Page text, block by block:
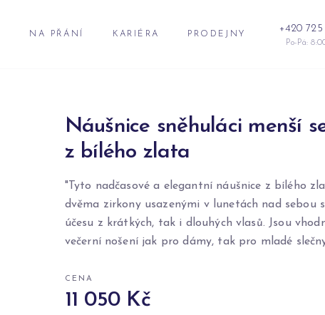
NA PŘÁNÍ KARIÉRA PRODEJNY +420
Po-Pá:
Náušnice sněhuláci menší
z bílého zlata
"Tyto nadčasové a elegantní náušnice z bílého
dvěma zirkony usazenými v lunetách nad sebou
účesu z krátkých, tak i dlouhých vlasů. Jsou
večerní nošení jak pro dámy, tak pro mladé
CENA
11 050 Kč